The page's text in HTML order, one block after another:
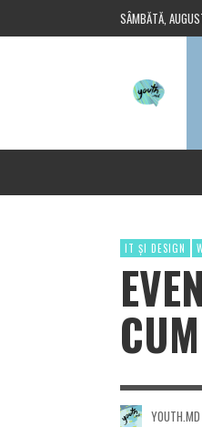
SÂMBĂTĂ,
IT ȘI DESIGN
YOUTH.MD